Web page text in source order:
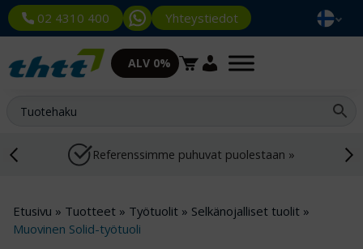
02 4310 400 Yhteystiedot
ALV 0%
Referenssimme puhuvat puolestaan »
Etusivu » Tuotteet » Työtuolit » Selkänojalliset tuolit »
Muovinen Solid-työtuoli